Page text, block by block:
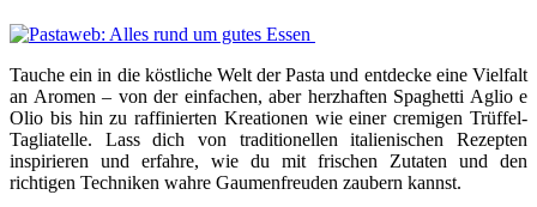
Tauche ein in die köstliche Welt der Pasta und entdecke eine Vielfalt
an Aromen – von der einfachen, aber herzhaften Spaghetti Aglio e
Olio bis hin zu raffinierten Kreationen wie einer cremigen Trüffel-
Tagliatelle. Lass dich von traditionellen italienischen Rezepten
inspirieren und erfahre, wie du mit frischen Zutaten und den
richtigen Techniken wahre Gaumenfreuden zaubern kannst.